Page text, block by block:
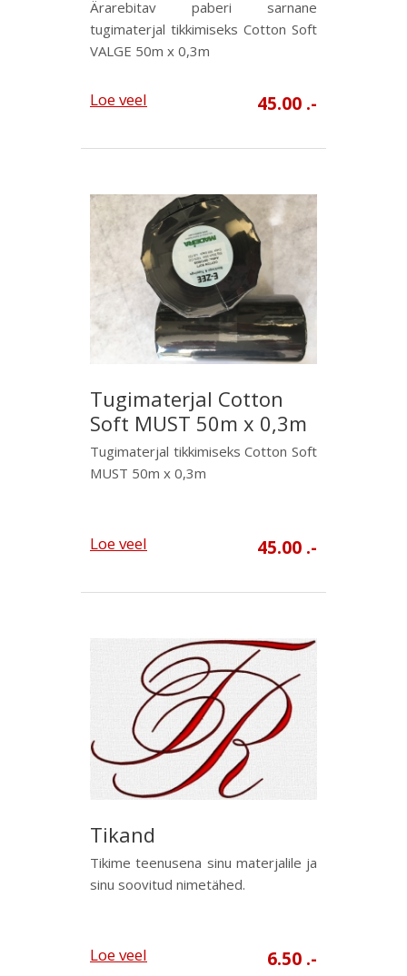
Ärarebitav paberi sarnane
tugimaterjal tikkimiseks Cotton Soft
VALGE 50m x 0,3m
Loe veel 45.00 .-
Tugimaterjal Cotton
Soft MUST 50m x 0,3m
Tugimaterjal tikkimiseks Cotton Soft
MUST 50m x 0,3m
Loe veel 45.00 .-
Tikand
Tikime teenusena sinu materjalile ja
sinu soovitud nimetähed.
Loe veel 6.50 .-